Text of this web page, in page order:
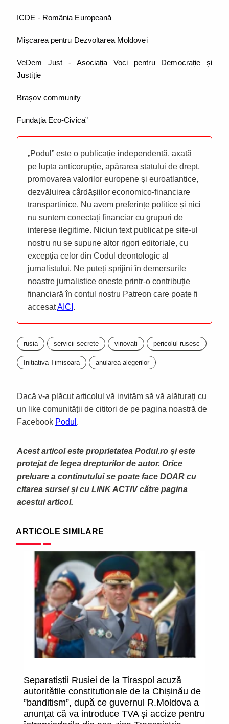
ICDE - România Europeană
Mișcarea pentru Dezvoltarea Moldovei
VeDem Just - Asociația Voci pentru Democrație și
Justiție
Brașov community
Fundația Eco-Civica”
„Podul” este o publicație independentă, axată
pe lupta anticorupție, apărarea statului de drept,
promovarea valorilor europene și euroatlantice,
dezvăluirea cârdășiilor economico-financiare
transpartinice. Nu avem preferințe politice și nici
nu suntem conectați financiar cu grupuri de
interese ilegitime. Niciun text publicat pe site-ul
nostru nu se supune altor rigori editoriale, cu
excepția celor din Codul deontologic al
jurnalistului. Ne puteți sprijini în demersurile
noastre jurnalistice oneste printr-o contribuție
financiară în contul nostru Patreon care poate fi
accesatAICI .
rusia servicii secrete vinovati pericolul rusesc
Initiativa Timisoara anularea alegerilor
Dacă v-a plăcut articolul vă invităm să vă alăturați cu
un like comunității de cititori de pe pagina noastră de
Facebook Podul .
Acest articol este proprietatea Podul.ro și este
protejat de legea drepturilor de autor. Orice
preluare a continutului se poate face DOAR cu
citarea sursei și cu LINK ACTIV către pagina
acestui articol.
ARTICOLE SIMILARE
Separatiștii Rusiei de la Tiraspol acuză
autoritățile constituționale de la Chișinău de
”banditism”, după ce guvernul R.Moldova a
anunțat că va introduce TVA și accize pentru